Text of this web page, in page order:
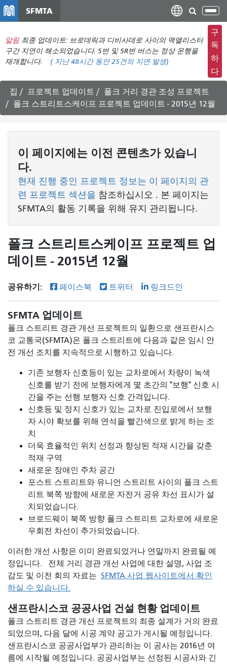
텐
츠
로
건
너
뛰
기
SFMTA
탐
색
메
뉴
전
환
알림 최종 업데이트: 브로데릭과 디비사데로 사이의 맥앨리스터
구간 지연이 해소되었습니다. 5번 및 5R번 버스는 정상 운행을
재개합니다.
( 지난 48시간 동안25건의 지연 발생)
구
독
하
다
집 프로젝트 업데이트
폴크 거리 경관 조성 프로젝트
폴크 스트리트스케이프 프로젝트 업데이트 - 2015년 12월
이 페이지에는 이전 콘텐츠가 있습니
다.
현재 진행 중인 프로젝트 정보는 이 페이지의 관
련 프로젝트 섹션을 참조하십시오 . 본 페이지는
SFMTA의 활동 기록을 위해 유지 관리됩니다.
폴크 스트리트스케이프 프로젝트 업
데이트 - 2015년 12월
공유하기: 페이스북 트위터 링크드인
SFMTA 업데이트
폴크 스트리트 경관 개선 프로젝트의 일환으로 샌프란시스
코 교통국(SFMTA)은 폴크 스트리트에 다음과 같은 임시 안
전 개선 조치를 지속적으로 시행하고 있습니다.
기존 보행자 신호등이 있는 교차로에서 차량이 녹색
신호를 받기 전에 보행자에게 몇 초간의 "보행" 신호 시
간을 주는 선행 보행자 신호 간격입니다.
신호등 및 정지 신호가 있는 교차로 진입로에서 보행
자 시야 확보를 위해 연석을 빨간색으로 밝게 하는 조
치
더욱 효율적인 위치 선정과 향상된 적재 시간을 갖춘
적재 구역
새로운 장애인 주차 공간
포스트 스트리트와 유니언 스트리트 사이의 폴크 스트
리트 북쪽 방향에 새로운 자전거 공유 차선 표시가 설
치되었습니다.
브로드웨이 북쪽 방향 폴크 스트리트 교차로에 새로운
우회전 차선이 추가되었습니다.
이러한 개선 사항은 이미 완료되었거나 연말까지 완료될 예
정입니다.
전체 거리 경관 개선 사업에 대한 설명, 사업 조
감도 및 이전 회의 자료는 SFMTA 사업 웹사이트에서 확인
하실 수 있습니다.
샌프란시스코 공공사업 건설 현황 업데이트
폴크 스트리트 경관 개선 프로젝트의 최종 설계가 거의 완료
되었으며, 다음 달에 시공 계약 공고가 게시될 예정입니다.
샌프란시스코 공공사업부가 관리하는 이 공사는 2016년 여
름에 시작될 예정입니다. 공공사업부는 선정된 시공사와 긴